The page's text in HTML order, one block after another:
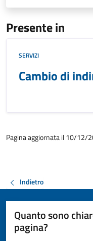
Presente in
SERVIZI
Cambio di
Pagina aggiornata il 10/12/
Indietro
Quanto sono
pagina?